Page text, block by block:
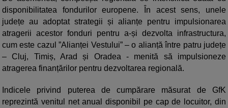
disponibilitatea fondurilor europene. În acest sens, unele
județe au adoptat strategii și alianțe pentru impulsionarea
atragerii acestor fonduri pentru a-și dezvolta infrastructura,
cum este cazul ”Alianței Vestului” – o alianță între patru județe
– Cluj, Timiș, Arad și Oradea - menită să impulsioneze
atragerea finanțărilor pentru dezvoltarea regională.
Indicele privind puterea de cumpărare măsurat de GfK
reprezintă venitul net anual disponibil pe cap de locuitor, din